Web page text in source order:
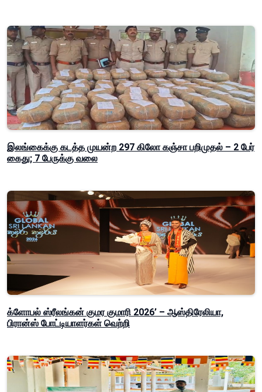
இலங்கைக்கு கடத்த முயன்ற 297 கிலோ கஞ்சா பறிமுதல் – 2 பேர்
கைது; 7 பேருக்கு வலை
க்ளோபல் ஸ்ரீலங்கன் குமர குமாரி 2026’ – ஆஸ்திரேலியா,
பிரான்ஸ் போட்டியாளர்கள் வெற்றி